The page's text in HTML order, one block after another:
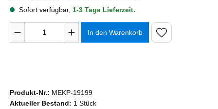
Sofort verfügbar, 1-3 Tage Lieferzeit.
Produkt Anzahl: Gib den gewünschten Wert ein oder
In den Warenkorb
Produkt-Nr.: MEKP-19199
Aktueller Bestand: 1 Stück